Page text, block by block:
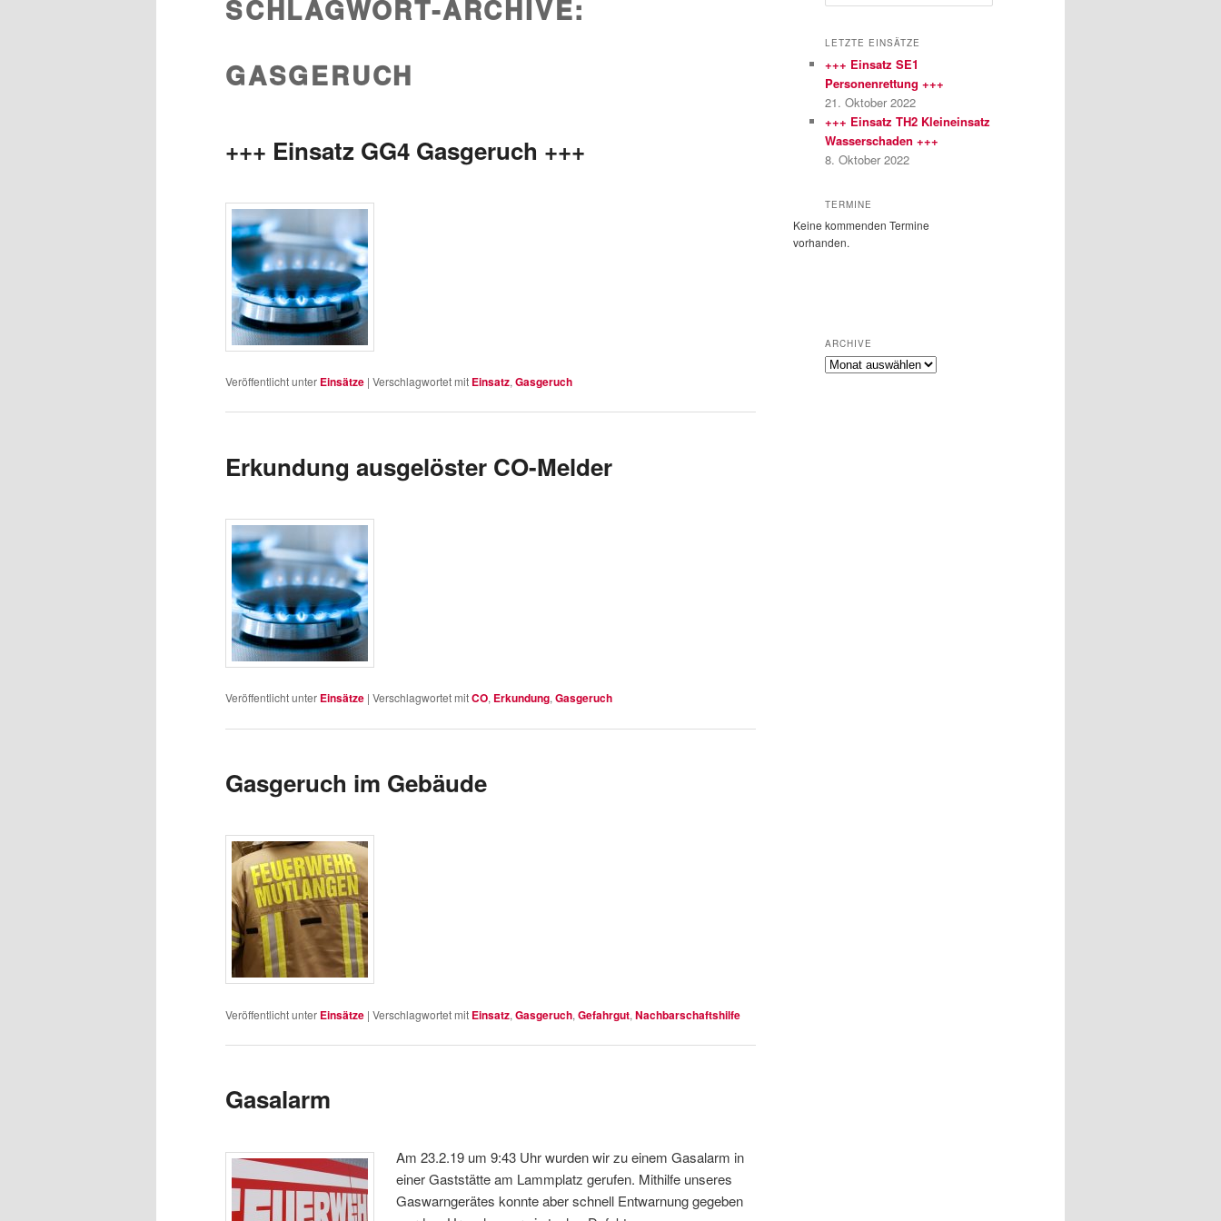
wechseln
Inhalt
wechseln
SCHLAGWORT-ARCHIVE:
GASGERUCH
+++ Einsatz GG4 Gasgeruch +++
Veröffentlicht unter Einsätze | Verschlagwortet mit Einsatz, Gasgeruch
Erkundung ausgelöster CO-Melder
Veröffentlicht unter Einsätze | Verschlagwortet mitCO, Erkundung,Gasgeruch
Gasgeruch im Gebäude
Veröffentlicht unter Einsätze | Verschlagwortet mit Einsatz, Gasgeruch, Gefahrgut, Nachbarschaftshilfe
Gasalarm
Am 23.2.19 um 9:43 Uhr wurden wir zu einem Gasalarm in
einer Gaststätte am Lammplatz gerufen. Mithilfe unseres
Gaswarngerätes konnte aber schnell Entwarnung gegeben
u
h
n
LETZTE EINSÄTZE
+++ Einsatz SE1
Personenrettung +++
21. Oktober 2022
+++ Einsatz TH2 Kleineinsatz
Wasserschaden +++
8. Oktober 2022
TERMINE
Keine kommenden Termine
vorhanden.
ARCHIVE
Archive